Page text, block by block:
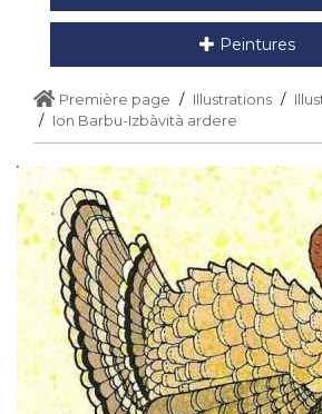
Peintures
Première page Illustrations
Ion Barbu-Izbàvità ardere